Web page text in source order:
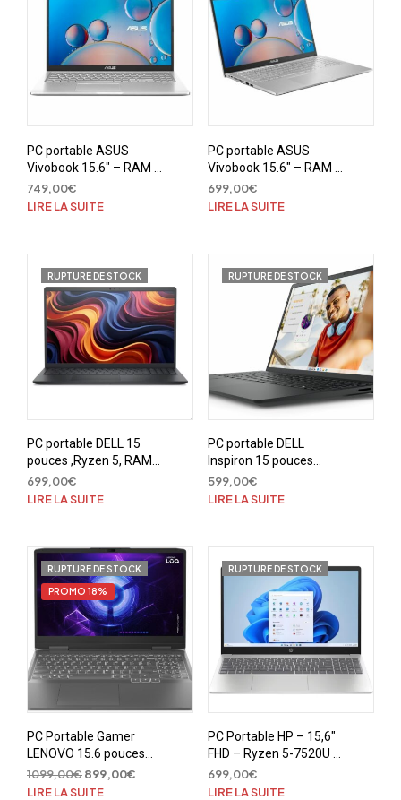
PC portable ASUS
Vivobook 15.6″ – RAM 8
Go – Stockage SSD 512
Go – Intel Core i5
749,00€
LIRE LA SUITE
PC portable ASUS
Vivobook 15.6″ – RAM 8
Go – Stockage SSD 512
Go – Ryzen 7 3700U
699,00€
LIRE LA SUITE
RUPTURE DE STOCK
PC portable DELL 15
pouces ,Ryzen 5, RAM
16Go, SSD 512Go, W11
699,00€
LIRE LA SUITE
RUPTURE DE STOCK
PC portable DELL
Inspiron 15 pouces
Ryzen 5 7520U, 8Go,
512Go, W11
599,00€
LIRE LA SUITE
RUPTURE DE STOCK
PROMO 18%
PC Portable Gamer
LENOVO 15.6 pouces
144Hz ,Intel Core i5,
16Go, SSD 512Go, RTX
1099,00€Le
prix
899,00€
LIRE LA SUITE
RUPTURE DE STOCK
PC Portable HP – 15,6″
FHD – Ryzen 5-7520U –
RAM 16Go – Stockage
512Go SSD – Windows
699,00€
LIRE LA SUITE